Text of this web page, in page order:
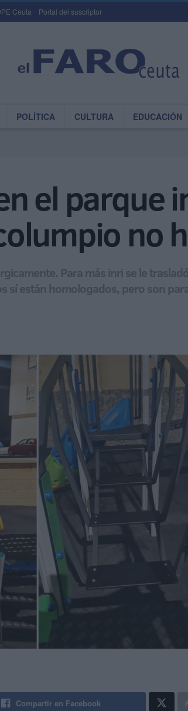
Ceuta Portal del suscriptor
POLÍTICA CULTURA EDUCACIÓN
el parque
no
Para más inri se le
sí están homologados, pero son
Compartir en Facebook